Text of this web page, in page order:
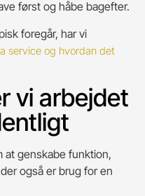
først og håbe bagefter.
foregår, har vi
service og hvordan det
vi arbejdet
at genskabe funktion,
også er brug for en